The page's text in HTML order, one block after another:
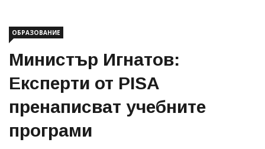
ОБРАЗОВАНИЕ
Министър Игнатов:
Експерти от PISA
пренаписват учебните
програми